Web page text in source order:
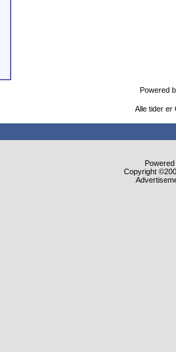
Powered
Alle tider er
Copyright